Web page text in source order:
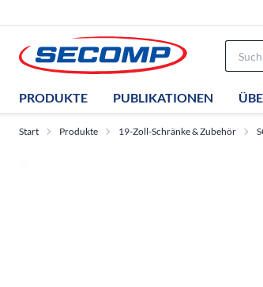
PRODUKTE PUBLIKATIONEN
Start Produkte 19-Zoll-Schränke & Zubehör